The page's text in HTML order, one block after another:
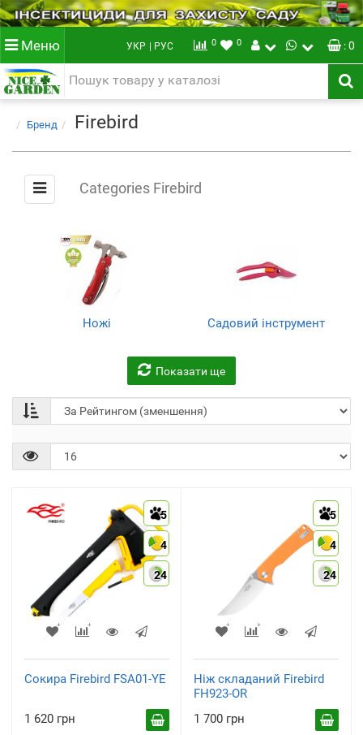
Меню УКР | РУС 0 0 : 0
Бренд Firebird
Categories Firebird
Ножі Садовий інструмент
Сокири
(4)
Показати ще
5
4
24
Сокира Firebird FSA01-YE
1 620 грн
5
4
24
Ніж складаний Firebird
FH923-OR
1 700 грн